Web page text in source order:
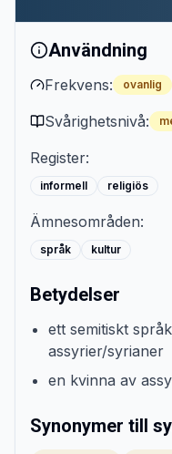
Användning
Frekvens: ovanlig
Svårighetsnivå:
Register:
informell religiös
Ämnesområden:
språk kultur
Betydelser
ett semitiskt
assyrier/syrianer
en kvinna av
Synonymer till